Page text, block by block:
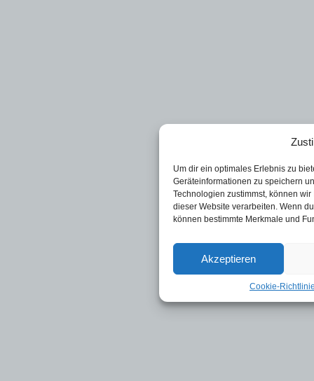
Um dir ein optimales Erlebnis zu
Geräteinformationen zu speichern
Technologien zustimmst, können
dieser Website verarbeiten. Wenn
können bestimmte Merkmale und
Akzeptieren
Cookie-